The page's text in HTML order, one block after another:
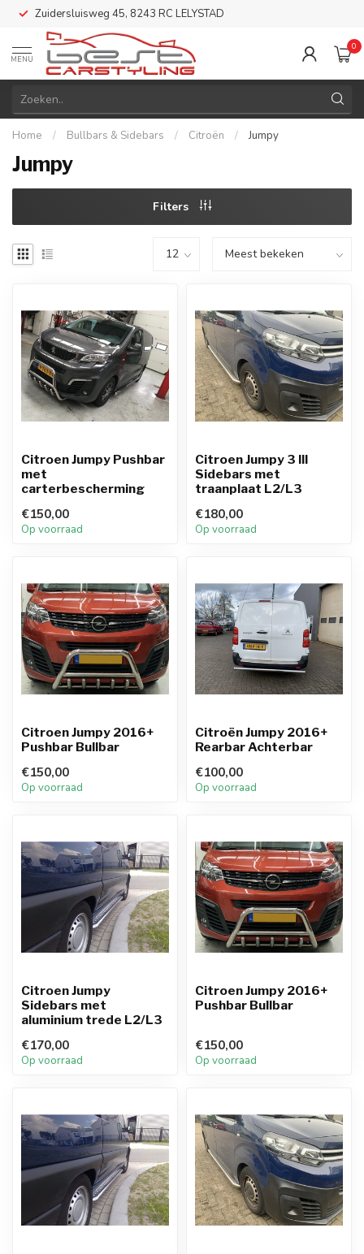
Zuidersluisweg 45, 8243 RC LELYSTAD
MENU
0
Home / Bullbars & Sidebars / Citroën / Jumpy
Jumpy
Filters
Citroen Jumpy Pushbar
met
carterbescherming
€150,00
Op voorraad
Citroen Jumpy 3 III
Sidebars met
traanplaat L2/L3
€180,00
Op voorraad
Citroen Jumpy 2016+
Pushbar Bullbar
€150,00
Op voorraad
Citroën Jumpy 2016+
Rearbar Achterbar
€100,00
Op voorraad
Citroen Jumpy
Sidebars met
aluminium trede L2/L3
€170,00
Op voorraad
Citroen Jumpy 2016+
Pushbar Bullbar
€150,00
Op voorraad